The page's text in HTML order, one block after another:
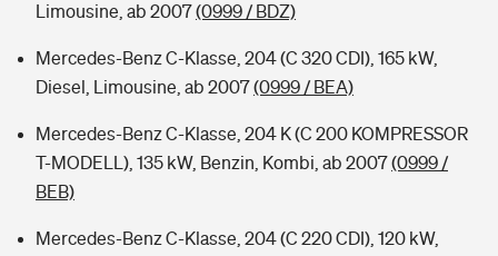
Limousine, ab 2007(0999 / BDZ)
Mercedes-Benz C-Klasse, 204 (C 320 CDI), 165 kW,
Diesel, Limousine, ab 2007(0999 / BEA)
Mercedes-Benz C-Klasse, 204 K (C 200 KOMPRESSOR
T-MODELL), 135 kW, Benzin, Kombi, ab 2007(0999 /
BEB)
Mercedes-Benz C-Klasse, 204 (C 220 CDI), 120 kW,